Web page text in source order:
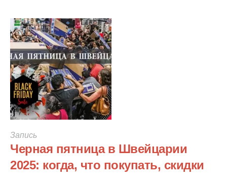
Запись
Черная пятница в Швейцарии
2025: когда, что покупать, скидки